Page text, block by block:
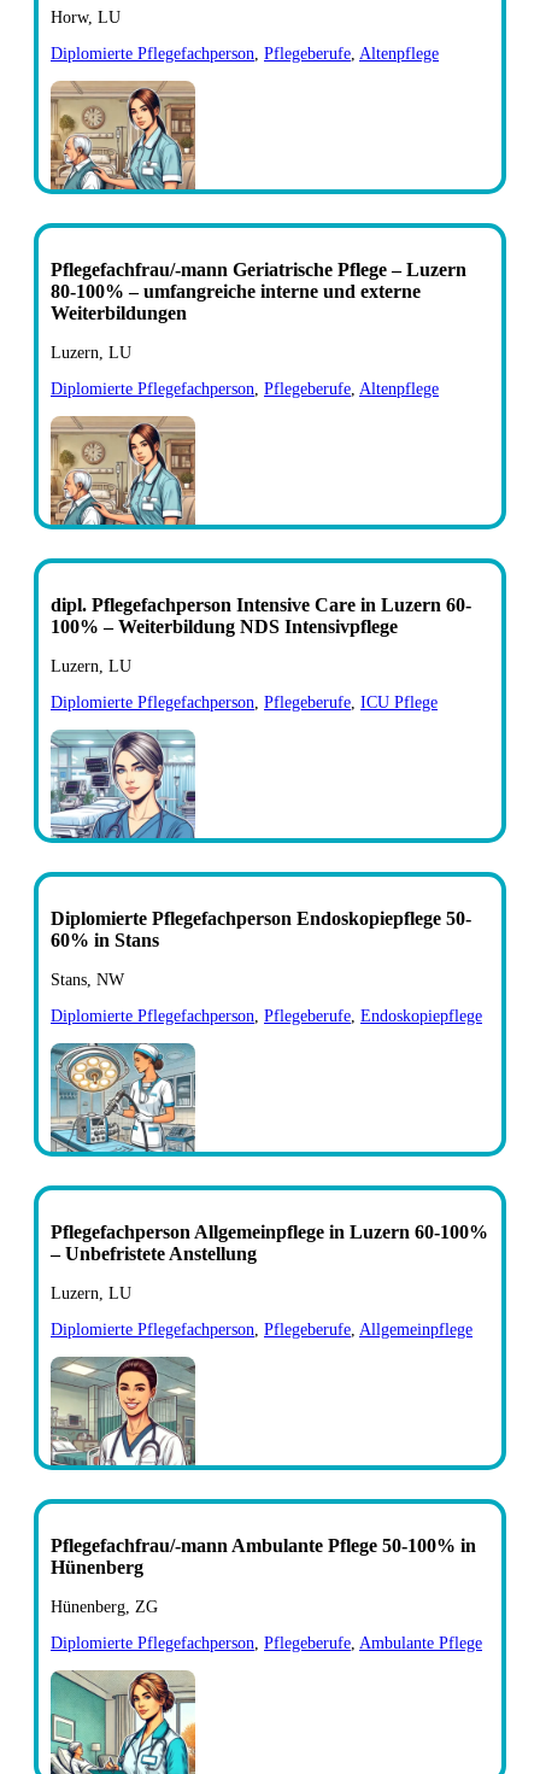
Horw, LU
Diplomierte Pflegefachperson Pflegeberufe Altenpflege
Pflegefachfrau/-mann Geriatrische Pflege – Luzern
80-100% – umfangreiche interne und externe
Weiterbildungen
Luzern, LU
Diplomierte Pflegefachperson Pflegeberufe Altenpflege
dipl. Pflegefachperson Intensive Care in Luzern 60-
100% – Weiterbildung NDS Intensivpflege
Luzern, LU
Diplomierte Pflegefachperson Pflegeberufe ICU Pflege
Diplomierte Pflegefachperson Endoskopiepflege 50-
60% in Stans
Stans, NW
Diplomierte Pflegefachperson Pflegeberufe Endoskopiepflege
Pflegefachperson Allgemeinpflege in Luzern 60-100%
– Unbefristete Anstellung
Luzern, LU
Diplomierte Pflegefachperson Pflegeberufe Allgemeinpflege
Pflegefachfrau/-mann Ambulante Pflege 50-100% in
Hünenberg
Hünenberg, ZG
Diplomierte Pflegefachperson Pflegeberufe Ambulante Pflege